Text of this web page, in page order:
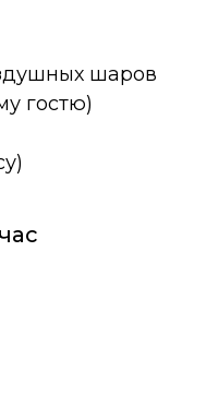
шаров
гостю)